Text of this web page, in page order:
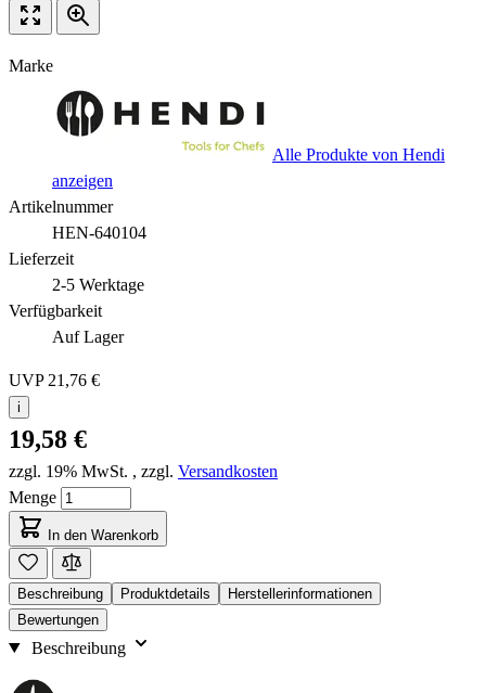
Marke
Alle Produkte von Hendi
anzeigen
Artikelnummer
HEN-640104
Lieferzeit
2-5 Werktage
Verfügbarkeit
Auf Lager
UVP 21,76 €
i
19,58 €
zzgl. 19% MwSt. , zzgl. Versandkosten
Menge
In den Warenkorb
Beschreibung Produktdetails
Herstellerinformationen
Bewertungen
Beschreibung